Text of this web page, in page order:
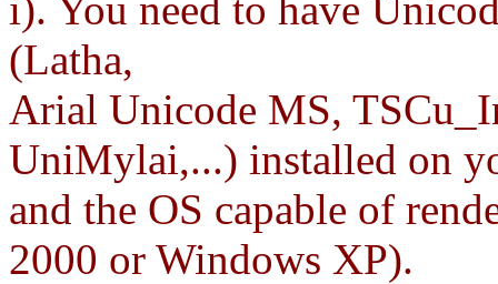
(Latha,
Arial Unicode MS,
UniMylai,...) installed on
and the OS capable of
2000 or Windows XP).